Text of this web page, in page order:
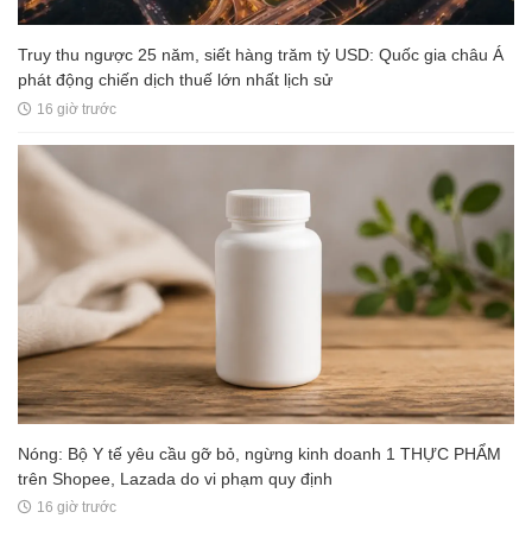
Truy thu ngược 25 năm, siết hàng trăm tỷ USD: Quốc gia châu Á
phát động chiến dịch thuế lớn nhất lịch sử
16 giờ trước
Nóng: Bộ Y tế yêu cầu gỡ bỏ, ngừng kinh doanh 1 THỰC PHẨM
trên Shopee, Lazada do vi phạm quy định
16 giờ trước